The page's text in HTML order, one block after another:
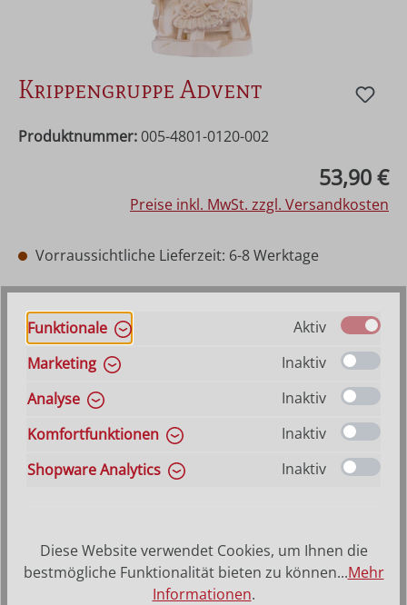
Krippengruppe Advent
Produktnummer: 005-4801-0120-002
53,90 €
Preise inkl. MwSt. zzgl. Versandkosten
Vorraussichtliche Lieferzeit: 6-8 Werktage
Farbe Hilfe zu Farbangaben
Natur Mehrfach gebeizt Echt Gold (Alt)
(Diese Option
auswählen
Hilfe zu Größenangaben
10 cm 12 cm
32 cm
50 cm
70 cm
Produkt Anzahl: Gib den gewünschten
VERSANDKOSTENFREI (DE) AB 150,-*
Funktionale
Aktiv
Marketing
Inaktiv
Analyse
Inaktiv
Komfortfunktionen
Inaktiv
Shopware Analytics
Inaktiv
Diese Website verwendet Cookies, um Ihnen die
bestmögliche Funktionalität bieten zu können...Mehr
Informationen.